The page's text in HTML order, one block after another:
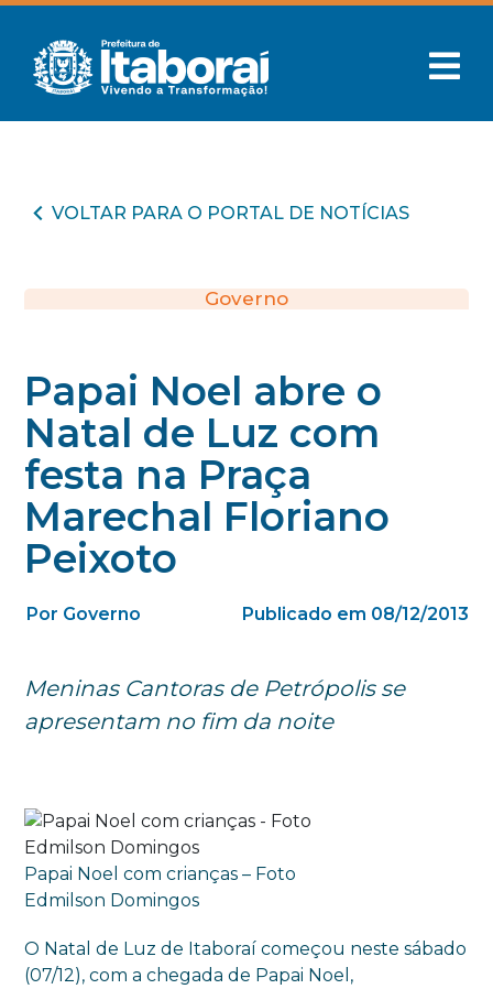
VOLTAR PARA O PORTAL DE NOTÍCIAS
Governo
Papai Noel abre o
Natal de Luz com
festa na Praça
Marechal Floriano
Peixoto
Por Governo Publicado em 08/12/2013
Meninas Cantoras de Petrópolis se
apresentam no fim da noite
Papai Noel com crianças – Foto
Edmilson Domingos
O Natal de Luz de Itaboraí começou neste sábado
(07/12), com a chegada de Papai Noel,